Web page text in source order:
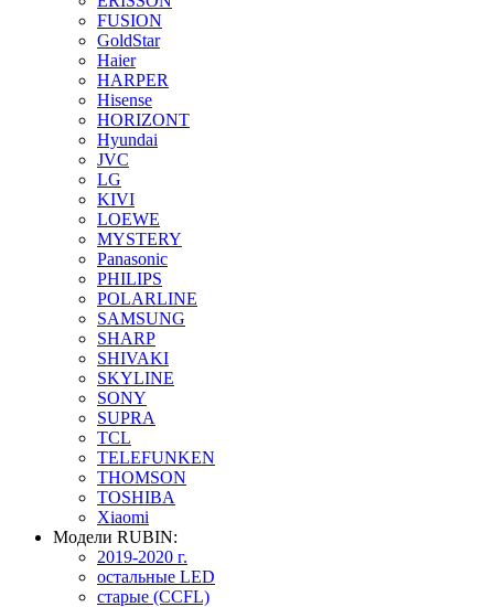
FUSION
GoldStar
Haier
HARPER
Hisense
HORIZONT
Hyundai
JVC
LG
KIVI
LOEWE
MYSTERY
Panasonic
PHILIPS
POLARLINE
SAMSUNG
SHARP
SHIVAKI
SKYLINE
SONY
SUPRA
TCL
TELEFUNKEN
THOMSON
TOSHIBA
Xiaomi
Модели RUBIN:
2019-2020 г.
остальные LED
старые (CCFL)